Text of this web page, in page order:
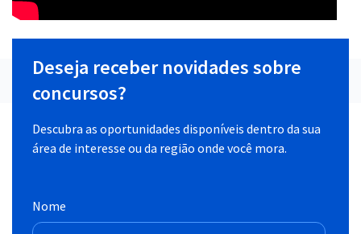
Deseja receber novidades sobre
concursos?
Descubra as oportunidades disponíveis dentro da sua
área de interesse ou da região onde você mora.
Nome